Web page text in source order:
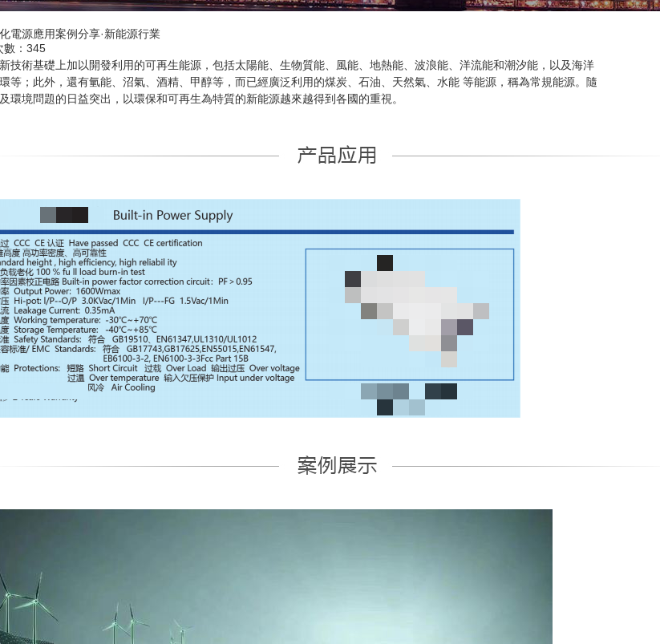
電源應用案例分享·新能源行業
數：345
技術基礎上加以開發利用的可再生能源，包括太陽能、生物質能、風能、地熱能、波浪能、洋流能和潮汐能，以及海洋
等；此外，還有氫能、沼氣、酒精、甲醇等，而已經廣泛利用的煤炭、石油、天然氣、水能 等能源，稱為常規能源。隨
環境問題的日益突出，以環保和可再生為特質的新能源越來越得到各國的重視。